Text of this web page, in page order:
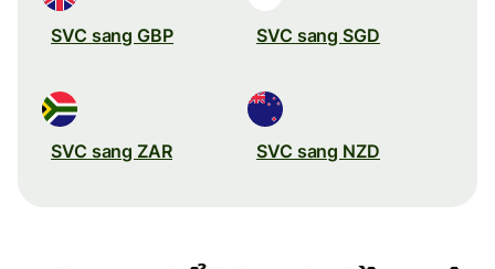
SVC sang GBP SVC sang SGD
SVC sang ZAR SVC sang NZD